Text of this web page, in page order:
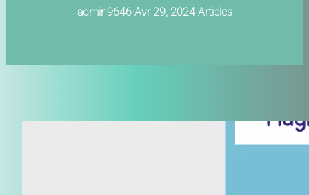
admin9646·Avr 29, 2024·Articles